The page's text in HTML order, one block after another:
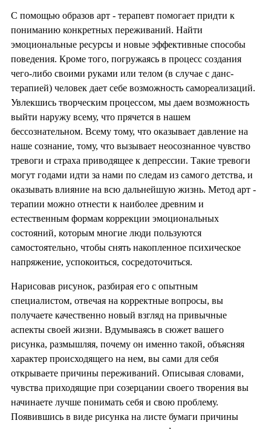
С помощью образов арт - терапевт помогает придти к
пониманию конкретных переживаний. Найти
эмоциональные ресурсы и новые эффективные способы
поведения. Кроме того, погружаясь в процесс создания
чего-либо своими руками или телом (в случае с данс-
терапией) человек дает себе возможность самореализаций.
Увлекшись творческим процессом, мы даем возможность
выйти наружу всему, что прячется в нашем
бессознательном. Всему тому, что оказывает давление на
наше сознание, тому, что вызывает неосознанное чувство
тревоги и страха приводящее к депрессии. Такие тревоги
могут годами идти за нами по следам из самого детства, и
оказывать влияние на всю дальнейшую жизнь. Метод арт -
терапии можно отнести к наиболее древним и
естественным формам коррекции эмоциональных
состояний, которым многие люди пользуются
самостоятельно, чтобы снять накопленное психическое
напряжение, успокоиться, сосредоточиться.
Нарисовав рисунок, разбирая его с опытным
специалистом, отвечая на корректные вопросы, вы
получаете качественно новый взгляд на привычные
аспекты своей жизни. Вдумываясь в сюжет вашего
рисунка, размышляя, почему он именно такой, объясняя
характер происходящего на нем, вы сами для себя
открываете причины переживаний. Описывая словами,
чувства приходящие при созерцании своего творения вы
начинаете лучше понимать себя и свою проблему.
Появившись в виде рисунка на листе бумаги причины